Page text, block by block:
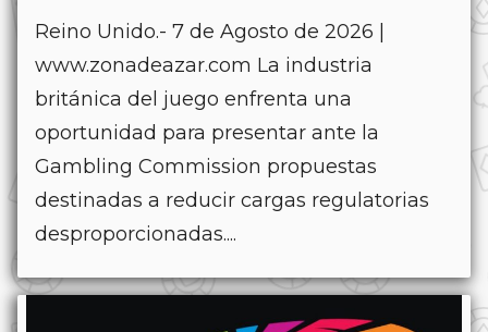
Reino Unido.- 7 de Agosto de 2026 |
www.zonadeazar.com La industria
británica del juego enfrenta una
oportunidad para presentar ante la
Gambling Commission propuestas
destinadas a reducir cargas regulatorias
desproporcionadas....